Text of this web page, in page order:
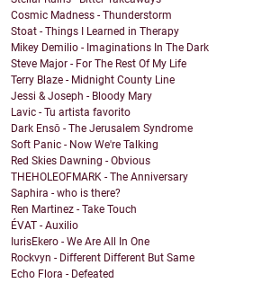
Cosmic Madness - Thunderstorm
Stoat - Things I Learned in Therapy
Mikey Demilio - Imaginations In The Dark
Steve Major - For The Rest Of My Life
Terry Blaze - Midnight County Line
Jessi & Joseph - Bloody Mary
Lavic - Tu artista favorito
Dark Ensō - The Jerusalem Syndrome
Soft Panic - Now We're Talking
Red Skies Dawning - Obvious
THEHOLEOFMARK - The Anniversary
Saphira - who is there?
Ren Martinez - Take Touch
ÉVAT - Auxilio
IurisEkero - We Are All In One
Rockvyn - Different Different But Same
Echo Flora - Defeated